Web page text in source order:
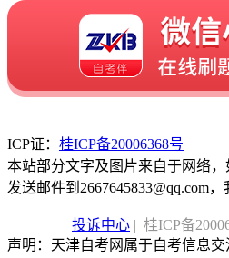
ICP证： 桂ICP备20006368号
本站部分文字及图片来自于网络
发送邮件到2667645833@qq.com
投诉中心 | 桂ICP备
声明：天津自考网属于自考信息